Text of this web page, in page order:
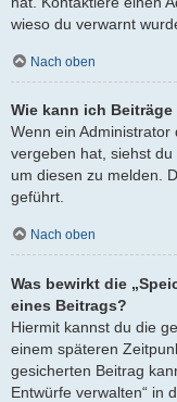
wieso du verwarnt
Nach oben
Wie kann ich
Wenn ein
vergeben hat, siehst du
um diesen zu melden.
geführt.
Nach oben
Was bewirkt die
eines Beitrags?
Hiermit kannst du die
einem späteren
gesicherten Beitrag
Entwürfe verwalten“ in